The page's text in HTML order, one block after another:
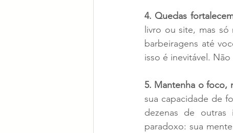
4. Quedas
livro ou site, mas
barbeiragens até
isso é inevitável.
5. Mantenha o foco,
sua capacidade de
dezenas de
paradoxo: sua